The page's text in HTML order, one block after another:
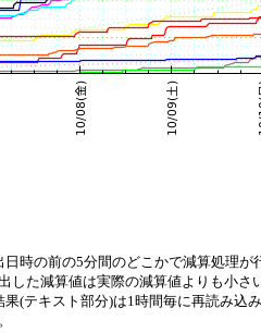
時の前の5分間のどこかで減算処理が
た減算値は実際の減算値よりも小さ
(テキスト部分)は1時間毎に再読み